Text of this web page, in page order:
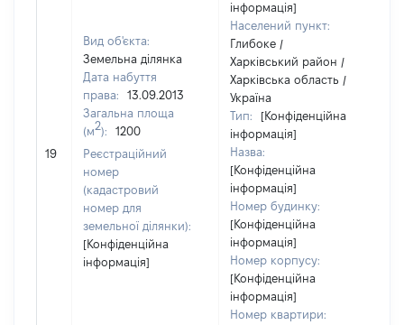
19
Вид об'єкта:
Земельна ділянка
Дата набуття
права:
13.09.2013
Загальна площа
(м2):
1200
Реєстраційний
номер
(кадастровий
номер для
земельної ділянки):
[Конфіденційна
інформація]
інформація]
Населений пункт:
Глибоке /
Харківський район /
Харківська область /
Україна
Тип:
[Конфіденційна
інформація]
Назва:
[Конфіденційна
інформація]
Номер будинку:
[Конфіденційна
інформація]
Номер корпусу:
[Конфіденційна
інформація]
Номер квартири: